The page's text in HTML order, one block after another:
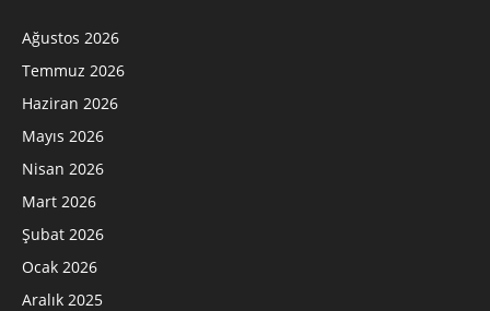
Ağustos 2026
Temmuz 2026
Haziran 2026
Mayıs 2026
Nisan 2026
Mart 2026
Şubat 2026
Ocak 2026
Aralık 2025